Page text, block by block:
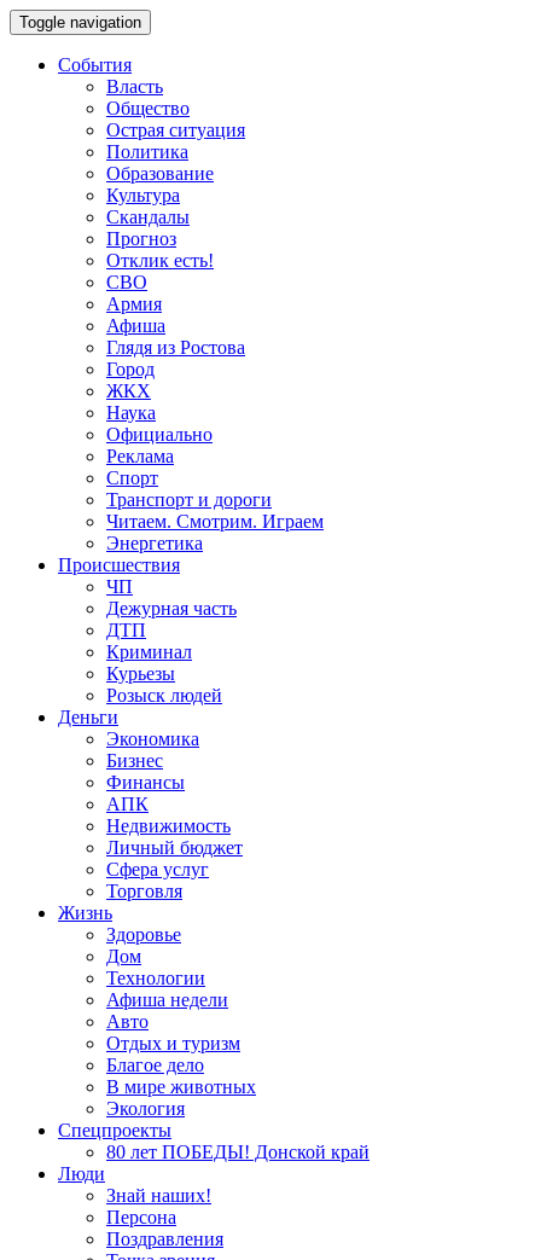
Toggle navigation
События
Власть
Общество
Острая ситуация
Политика
Образование
Культура
Скандалы
Прогноз
Отклик есть!
СВО
Армия
Афиша
Глядя из Ростова
Город
ЖКХ
Наука
Официально
Реклама
Спорт
Транспорт и дороги
Читаем. Смотрим. Играем
Энергетика
Происшествия
ЧП
Дежурная часть
ДТП
Криминал
Курьезы
Розыск людей
Деньги
Экономика
Бизнес
Финансы
АПК
Недвижимость
Личный бюджет
Сфера услуг
Торговля
Жизнь
Здоровье
Дом
Технологии
Афиша недели
Авто
Отдых и туризм
Благое дело
В мире животных
Экология
Спецпроекты
80 лет ПОБЕДЫ! Донской край
Люди
Знай наших!
Персона
Поздравления